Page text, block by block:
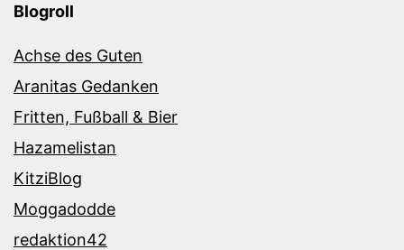
Blogroll
Achse des Guten
Aranitas Gedanken
Fritten, Fußball & Bier
Hazamelistan
KitziBlog
Moggadodde
redaktion42